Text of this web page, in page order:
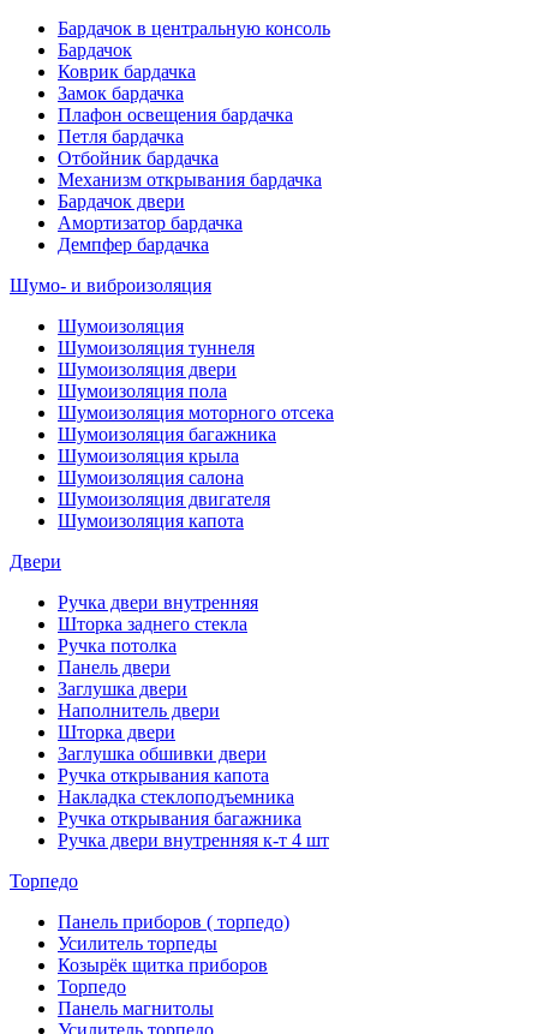
Бардачок в центральную консоль
Бардачок
Коврик бардачка
Замок бардачка
Плафон освещения бардачка
Петля бардачка
Отбойник бардачка
Механизм открывания бардачка
Бардачок двери
Амортизатор бардачка
Демпфер бардачка
Шумо- и виброизоляция
Шумоизоляция
Шумоизоляция туннеля
Шумоизоляция двери
Шумоизоляция пола
Шумоизоляция моторного отсека
Шумоизоляция багажника
Шумоизоляция крыла
Шумоизоляция салона
Шумоизоляция двигателя
Шумоизоляция капота
Двери
Ручка двери внутренняя
Шторка заднего стекла
Ручка потолка
Панель двери
Заглушка двери
Наполнитель двери
Шторка двери
Заглушка обшивки двери
Ручка открывания капота
Накладка стеклоподъемника
Ручка открывания багажника
Ручка двери внутренняя к-т 4 шт
Торпедо
Панель приборов ( торпедо)
Усилитель торпеды
Козырёк щитка приборов
Торпедо
Панель магнитолы
Усилитель торпедо